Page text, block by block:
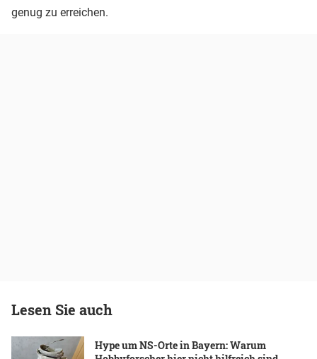
genug zu erreichen.
Lesen Sie auch
Hype um NS-Orte in Bayern: Warum